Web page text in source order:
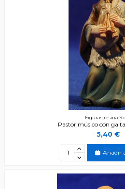
Figuras resina 9
Pastor músico con
5,40 €
Añadir